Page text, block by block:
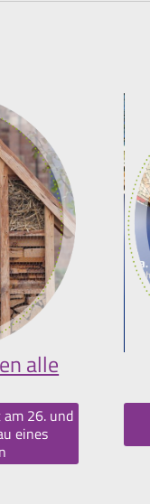
alle
26. und
eines